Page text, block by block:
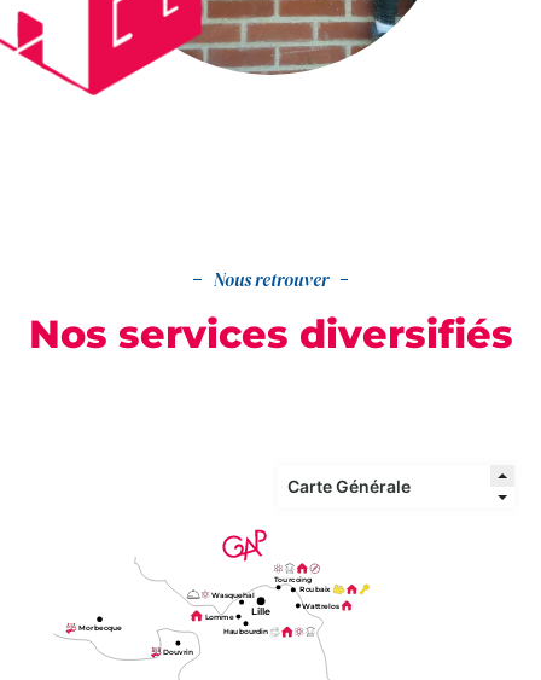
Nous retrouver
Nos services diversifiés
Lomme
Wasquehal
Morbecque
Roubaix
Wattrelos
Haubourdin
Tourcoing
Lille
Douvrin